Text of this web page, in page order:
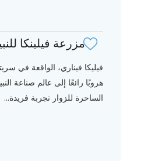
مزرعة فيلينكا
فيليكا فيناري، الواقعة في
هروبًا رائعًا إلى عالم صناعة
الساحرة للزوار تجربة فريدة...